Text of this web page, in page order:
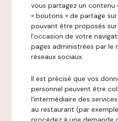
vous partagez un contenu
« boutons » de partage
pouvant être proposés
l’occasion de votre
pages administrées par le
réseaux sociaux.
Il est précisé que vos
personnel peuvent être
l’intermédiaire des
au restaurant (par